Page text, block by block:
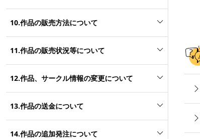
10.作品の販売方法について
11.作品の販売状況等について
12.作品、サークル情報の変更について
13.作品の送金について
14.作品の追加発注について